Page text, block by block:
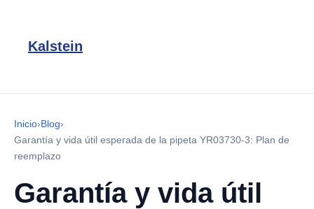
Kalstein
Inicio›Blog›
Garantía y vida útil esperada de la pipeta YR03730-3: Plan de
reemplazo
Garantía y vida útil